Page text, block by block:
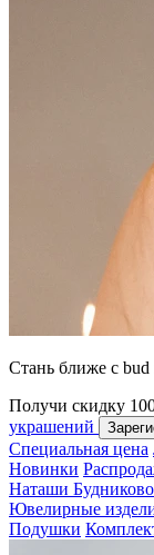
Стань ближе с bud
Получи скидку
украшений
Специальная цена
Новинки
Наташи
Ювелирные
Подушки